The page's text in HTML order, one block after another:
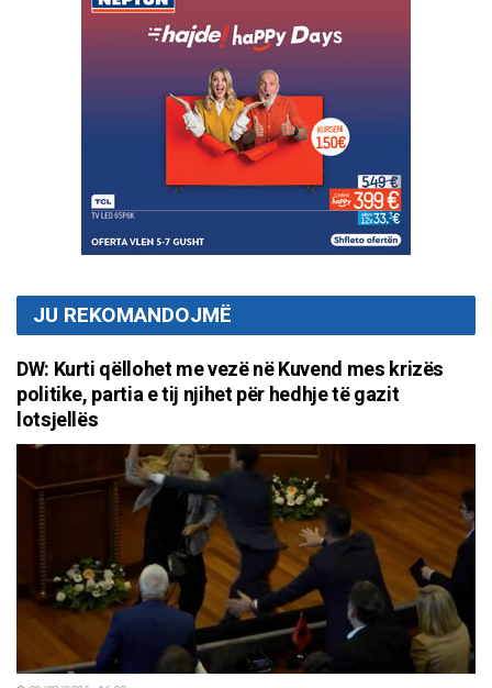
JU REKOMANDOJMË
DW: Kurti qëllohet me vezë në Kuvend mes krizës
politike, partia e tij njihet për hedhje të gazit
lotsjellës